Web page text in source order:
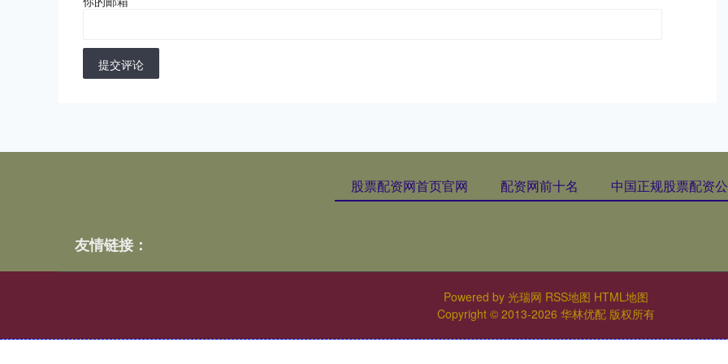
提交评论
股票配资网首页官网 配资网前十名 中国正规股票配资
友情链接：
Powered by 光瑞网 RSS地图 HTML地图
Copyright © 2013-2026 华林优配 版权所有